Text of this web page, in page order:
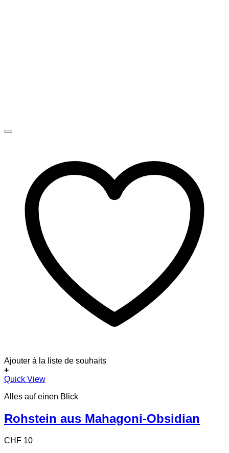
Ajouter à la liste de souhaits
+
Quick View
Alles auf einen Blick
Rohstein aus Mahagoni-Obsidian
CHF 10